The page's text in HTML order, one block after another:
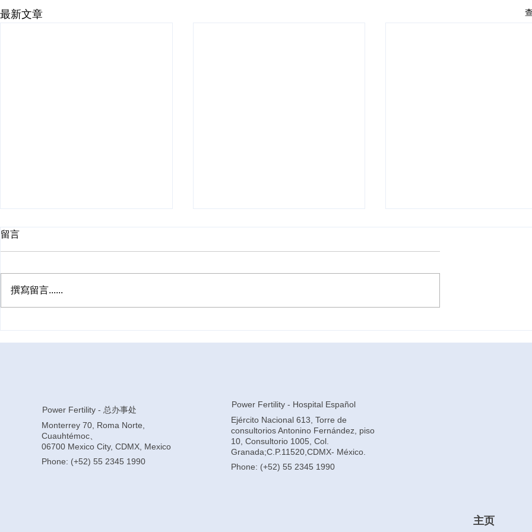
最新文章
赴美试管现状，多次专访张欣
量？
吗？
留言
撰寫留言......
Power Fertility - 总办事处
Monterrey 70, Roma Norte,
Cuauhtémoc、
06700 Mexico City, CDMX, Mexico
Phone: (+52) 55 2345 1990
Power Fertility - Hospital Español
Ejército Nacional 613, Torre de
consultorios Antonino Fernández, piso
10, Consultorio 1005, Col.
Granada;C.P.11520,CDMX- México.
Phone: (+52) 55 2345 1990
主页